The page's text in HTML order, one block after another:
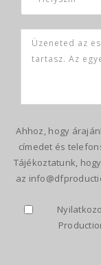
Ahhoz, hogy
címedet és
Tájékoztatunk,
az